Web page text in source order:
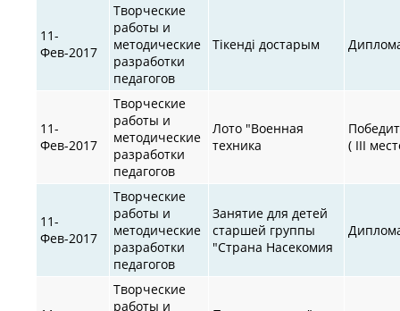
11-
Фев-2017
Творческие
работы и
методические
разработки
педагогов
Тікенді достарым
11-
Фев-2017
Творческие
работы и
методические
разработки
педагогов
Лото "Военная
техника
( III
11-
Фев-2017
Творческие
работы и
методические
разработки
педагогов
Занятие для детей
старшей группы
"Страна Насекомия
Творческие
работы и